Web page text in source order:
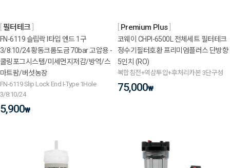
필터테크
FN-6119 슬립락 I타입 엔드 1구
3/8:10/24 황동크롬도금 70bar 고압용 -
쿨링포그시스템/미세먼지저감/방역/스
마트팜/버섯농장
FN-6119 Slip Lock End I-Type 1Hole
3/8:10/24
5,900₩
Premium Plus
코웨이 CHPI-6500L 전체세트 필터테크
정수기필터호환 프리미엄플러스 단방향
5인치 (RO)
복합침전+역삼투압+후처리카본 3단구성
75,000₩